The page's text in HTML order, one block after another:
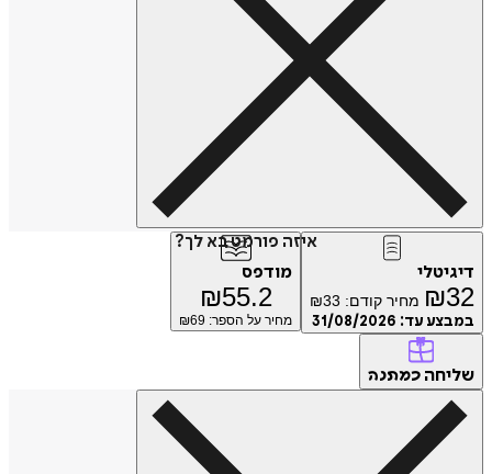
איזה פורמט בא לך?
דיגיטלי
₪32 מחיר קודם: ₪33
במבצע עד: 31/08/2026
מודפס
₪55.2
מחיר על הספר: ₪ 69
שליחה כמתנה